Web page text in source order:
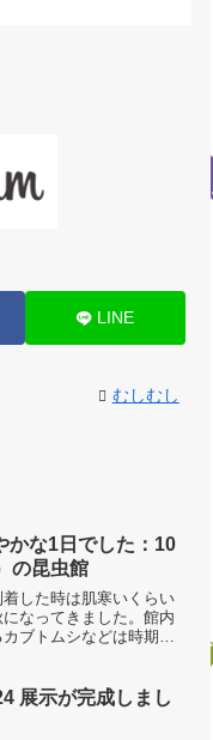
LINE
むしむし
かな1日でした：10
の昆虫館
した時は肌寒いくらい
なってきました。館内
ブトムシなどは時期的
緒にチャレンジ！大き
われました...
展示が完成しまし